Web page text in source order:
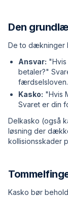
Den
De to dækninger
Ansvar:
betaler?"
færdselsloven.
Kasko: "Hvis
Svaret er din
Delkasko (også
løsning der
kollisions­skader
Kasko bør